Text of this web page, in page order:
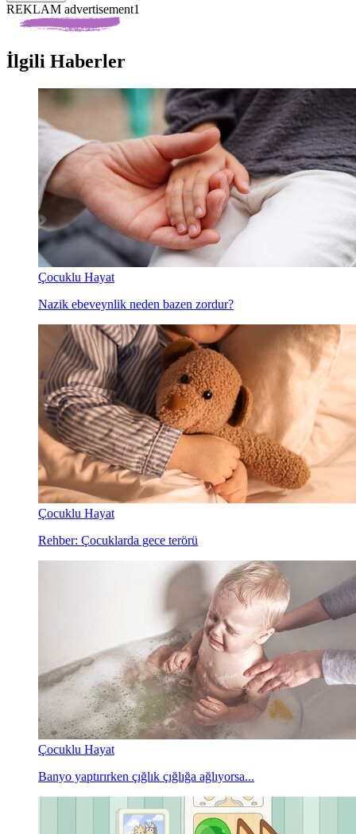
REKLAM advertisement1
İlgili Haberler
Çocuklu Hayat
Nazik ebeveynlik neden bazen zordur?
Çocuklu Hayat
Rehber: Çocuklarda gece terörü
Çocuklu Hayat
Banyo yaptırırken çığlık çığlığa ağlıyorsa...